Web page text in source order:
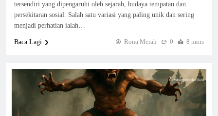
tersendiri yang dipengaruhi oleh sejarah, budaya tempatan dan
persekitaran sosial. Salah satu variasi yang paling unik dan sering
menjadi perhatian ialah…
Baca Lagi Rona Merah 0 8 mins